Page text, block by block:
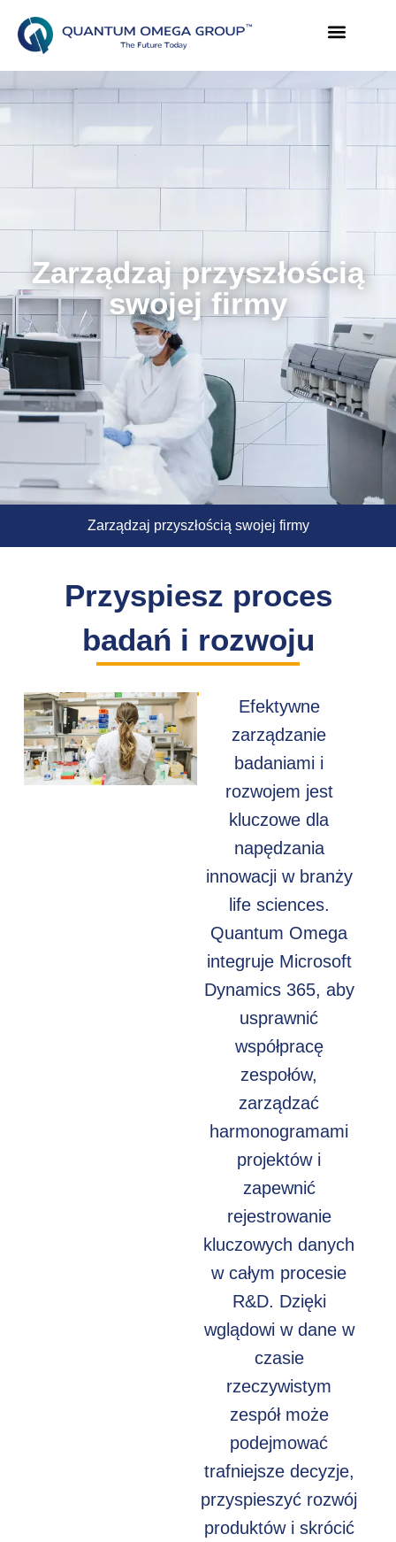
Zarządzaj przyszłością
swojej firmy
Zarządzaj przyszłością swojej firmy
Przyspiesz proces
badań i rozwoju
Efektywne
zarządzanie
badaniami i
rozwojem jest
kluczowe dla
napędzania
innowacji w branży
life sciences.
Quantum Omega
integruje Microsoft
Dynamics 365, aby
usprawnić
współpracę
zespołów,
zarządzać
harmonogramami
projektów i
zapewnić
rejestrowanie
kluczowych danych
w całym procesie
R&D. Dzięki
wglądowi w dane w
czasie
rzeczywistym
zespół może
podejmować
trafniejsze decyzje,
przyspieszyć rozwój
produktów i skrócić